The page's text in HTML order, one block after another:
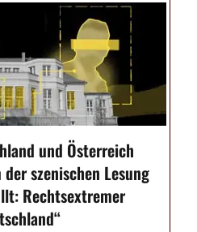
und Österreich
szenischen Lesung
Rechtsextremer